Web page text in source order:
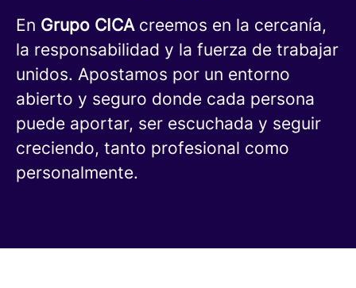
En Grupo CICAcreemos en la cercanía,
la responsabilidad y la fuerza de trabajar
unidos. Apostamos por un entorno
abierto y seguro donde cada persona
puede aportar, ser escuchada y seguir
creciendo, tanto profesional como
personalmente.